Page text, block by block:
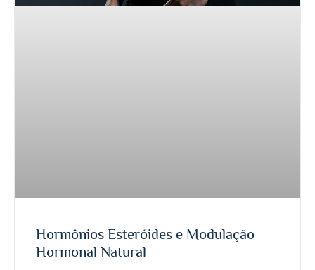
Hormônios Esteróides e Modulação
Hormonal Natural